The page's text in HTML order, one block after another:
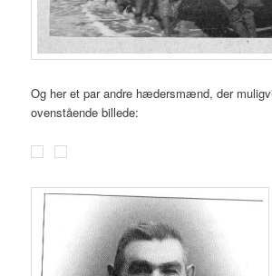
Og her et par andre hædersmænd, der
ovenstående billede: